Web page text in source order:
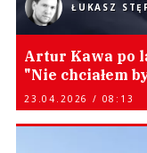
ŁUKASZ
Artur Kawa po
"Nie chciałem
23.04.2026 / 08:13